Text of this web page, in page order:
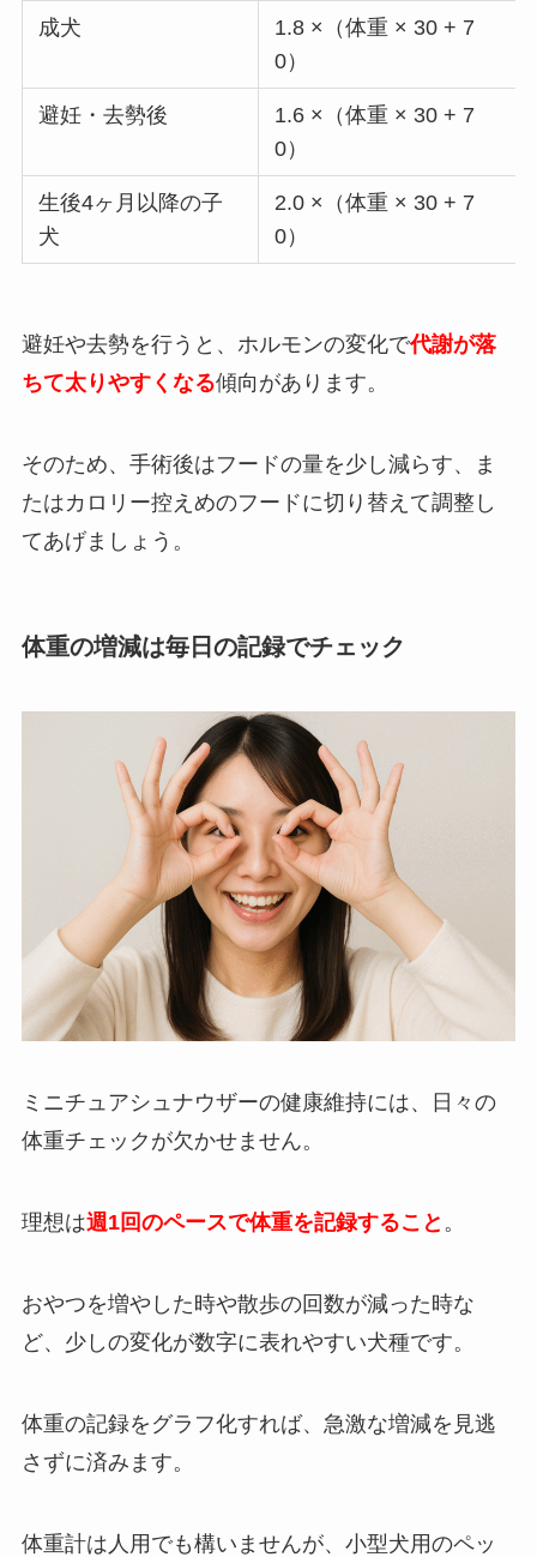
成犬
1.8 ×（体重 × 30 + 7
0）
避妊・去勢後
1.6 ×（体重 × 30 + 7
0）
生後4ヶ月以降の子
犬
2.0 ×（体重 × 30 + 7
0）
避妊や去勢を行うと、ホルモンの変化で代謝が落
ちて太りやすくなる傾向があります。
そのため、手術後はフードの量を少し減らす、ま
たはカロリー控えめのフードに切り替えて調整し
てあげましょう。
体重の増減は毎日の記録でチェック
ミニチュアシュナウザーの健康維持には、日々の
体重チェックが欠かせません。
理想は週1回のペースで体重を記録すること 。
おやつを増やした時や散歩の回数が減った時な
ど、少しの変化が数字に表れやすい犬種です。
体重の記録をグラフ化すれば、急激な増減を見逃
さずに済みます。
体重計は人用でも構いませんが、小型犬用のペッ